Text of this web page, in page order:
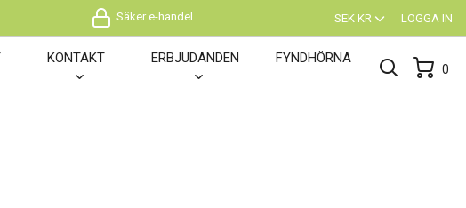
Säker e-handel SEK KR LOGGA IN
KONTAKT ERBJUDANDEN FYNDHÖRNA
0